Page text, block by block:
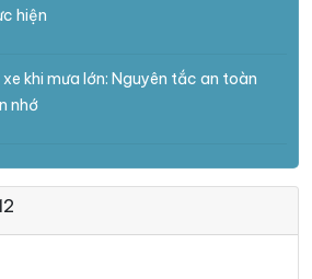
hiện
xe khi mưa lớn: Nguyên tắc an toàn
nhớ